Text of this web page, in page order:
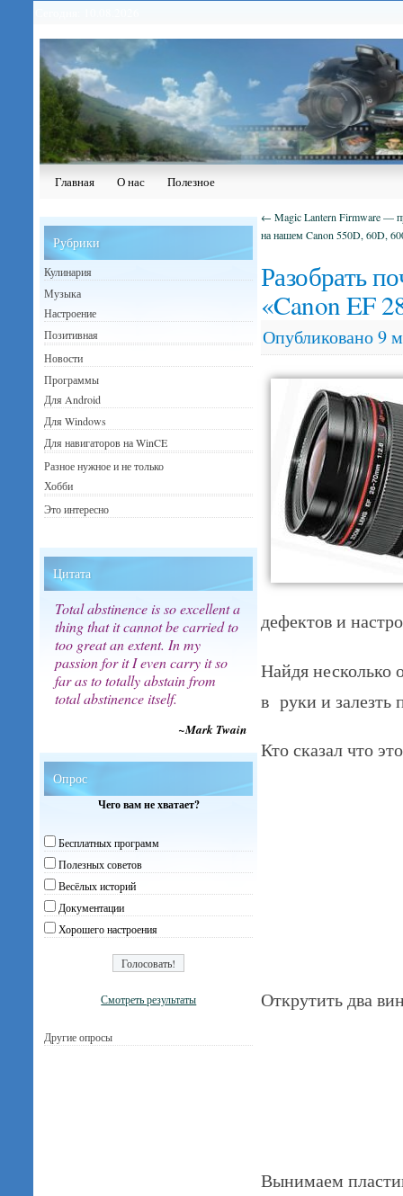
Главная О нас Полезное
← Magic Lantern Firmware —
на нашем Canon 550D, 60D,
Разобрать
«Canon EF
Опубликовано9
дефектов и
Найдя несколько
в руки и залезть
Кто сказал что
Открутить два
Вынимаем
Рубрики
Кулинария
Музыка
Настроение
Позитивная
Новости
Программы
Для Android
Для Windows
Для навигаторов на WinCE
Разное нужное и не только
Хобби
Это интересно
Цитата
Total abstinence is so excellent a
thing that it cannot be carried to
too great an extent. In my
passion for it I even carry it so
far as to totally abstain from
total abstinence itself.
~Mark Twain
Опрос
Чего вам не хватает?
Бесплатных программ
Полезных советов
Весёлых историй
Документации
Хорошего настроения
Смотреть результаты
Другие опросы